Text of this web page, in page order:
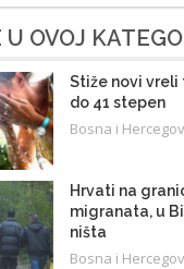
OVOJ
Stiže novi
do 41 stepen
Bosna i
Hrvati na
migranata, u
ništa
Bosna i